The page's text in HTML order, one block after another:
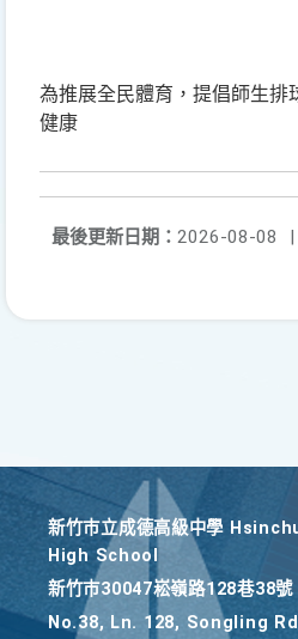
為推展全民體育，提倡師生排
健康
最後更新日期： 2026-08-08
|
新竹巿立成德高級中學
High School
新竹巿30047崧嶺路128巷38號
No.38, Ln. 128, Songling